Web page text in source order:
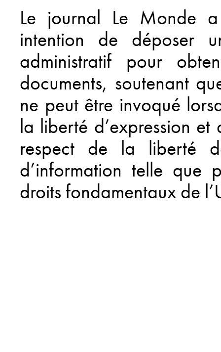
Le journal Le Monde
intention de déposer
administratif pour
documents, soutenant
ne peut être invoqué
la liberté d’expression
respect de la liberté
d’information telle que
droits fondamentaux de